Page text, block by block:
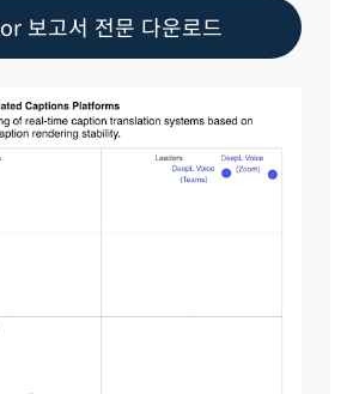
보고서 전문 다운로드